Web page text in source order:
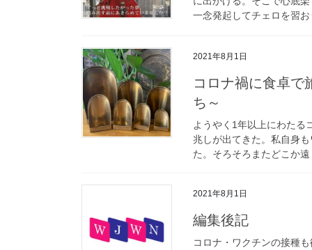
一念発起してチェロを習
2021年8月1日
コロナ禍に食卓
ち～
ようやく1年以上にわたる
兆しが出てきた。私自身
た。そろそろまたどこか
2021年8月1日
編集後記
コロナ・ワクチンの接種